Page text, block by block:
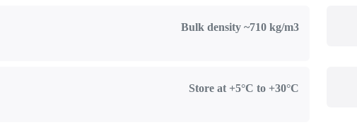
Bulk density ~710 kg/m3
Store at +5°C to +30°C